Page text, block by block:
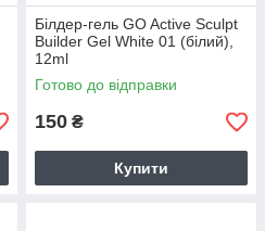
Білдер-гель GO Active Sculpt
Builder Gel White 01 (білий),
12ml
Готово до відправки
150 ₴
Купити